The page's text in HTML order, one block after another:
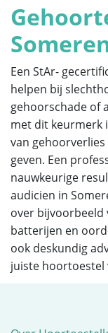
Een StAr-
helpen bij
gehoorschade of
met dit keurmerk
van
geven. Een
nauwkeurige
audicien in
over bijvoorbeeld
batterijen en
ook deskundig
juiste